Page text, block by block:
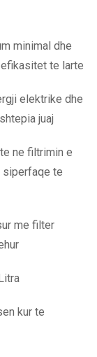
minimal dhe
te larte
elektrike dhe
juaj
ne filtrimin e
siperfaqe te
me filter
kur te